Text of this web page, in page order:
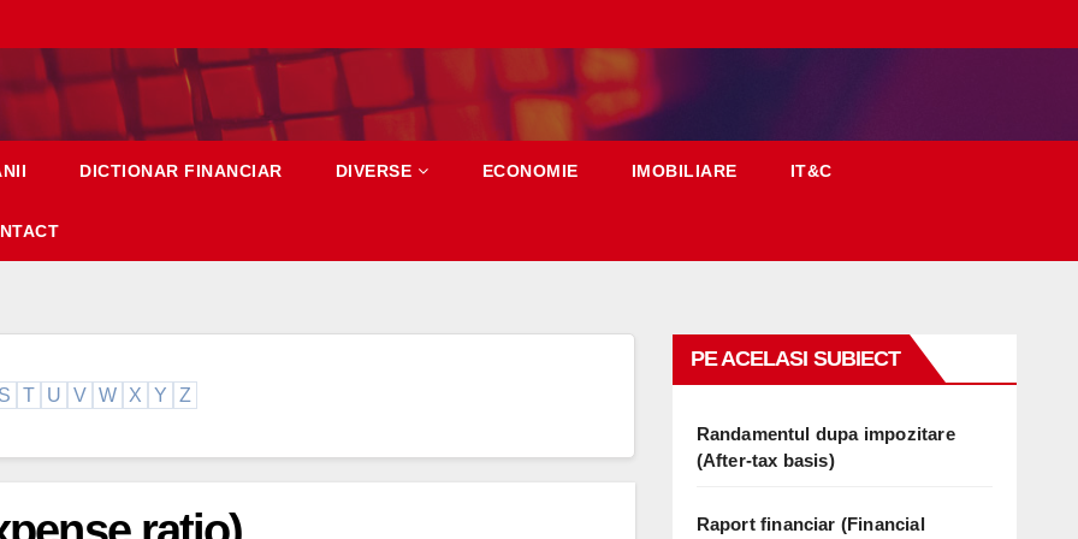
DICTIONAR FINANCIAR DIVERSE ECONOMIE IMOBILIARE IT&C
S T U V W X Y Z
PE ACELASI SUBIECT
Randamentul dupa impozitare
(After-tax basis)
Raport financiar (Financial